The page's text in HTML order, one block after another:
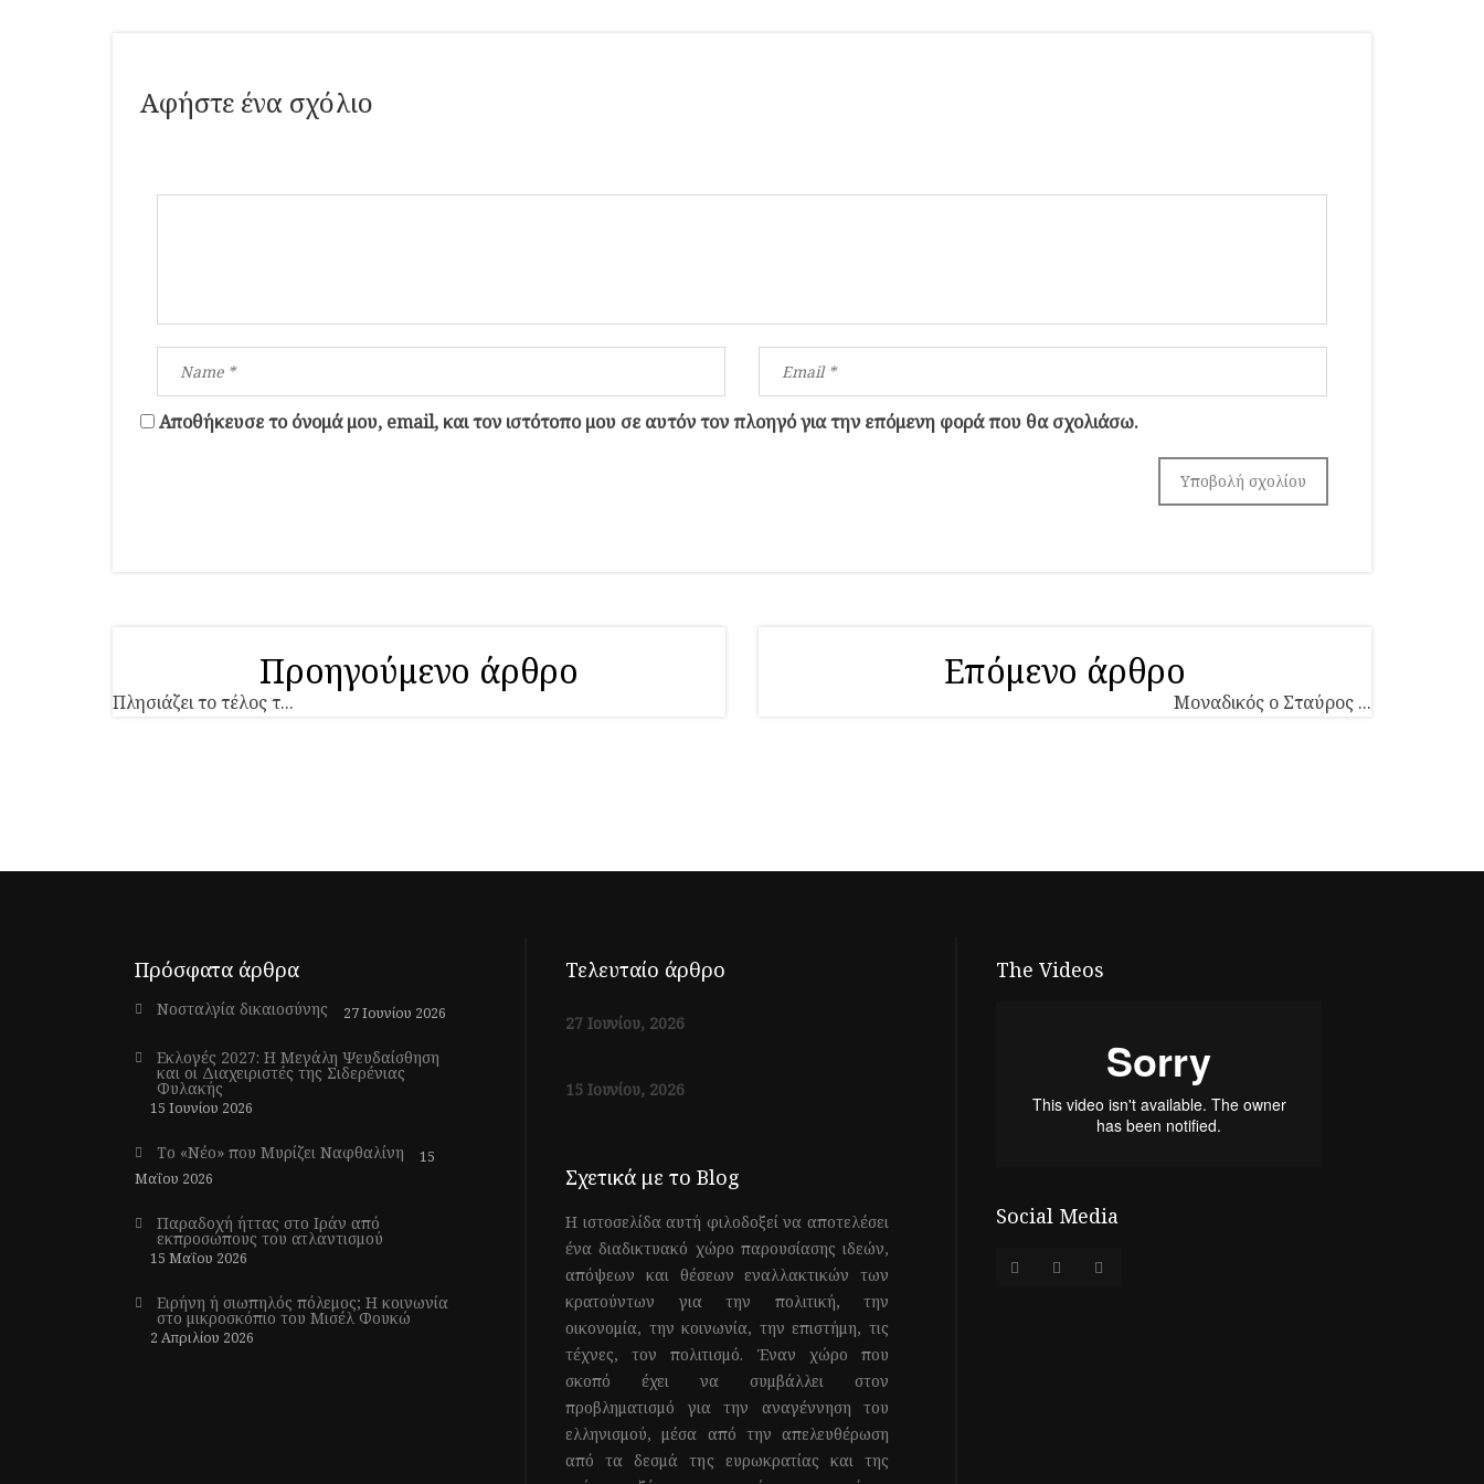
Αφήστε ένα σχόλιο
Αποθήκευσε το όνομά μου, email, και τον ιστότοπο μου σε αυτόν τον πλοηγό για την επόμενη φορά που θα σχολιάσω.
Προηγούμενο άρθρο
Πλησιάζει το τέλος τ...
Επόμενο άρθρο
Μοναδικός ο Σταύρος ...
Πρόσφατα άρθρα
Νοσταλγία δικαιοσύνης 27 Ιουνίου 2026
Εκλογές 2027: Η Μεγάλη Ψευδαίσθηση
και οι Διαχειριστές της Σιδερένιας
Φυλακής
15 Ιουνίου 2026
Το «Νέο» που Μυρίζει Ναφθαλίνη
15
Μαΐου 2026
Παραδοχή ήττας στο Ιράν από
εκπροσώπους του ατλαντισμού
15 Μαΐου 2026
Ειρήνη ή σιωπηλός πόλεμος; Η κοινωνία
στο μικροσκόπιο του Μισέλ Φουκώ
2 Απριλίου 2026
Τελευταίο άρθρο
27 Ιουνίου, 2026
15 Ιουνίου, 2026
Σχετικά με το Blog
Η ιστοσελίδα αυτή φιλοδοξεί να αποτελέσει
ένα διαδικτυακό χώρο παρουσίασης ιδεών,
απόψεων και θέσεων εναλλακτικών των
κρατούντων για την πολιτική, την
οικονομία, την κοινωνία, την επιστήμη, τις
τέχνες, τον πολιτισμό. Έναν χώρο που
σκοπό έχει να συμβάλλει στον
προβληματισμό για την αναγέννηση του
ελληνισμού, μέσα από την απελευθέρωση
από τα δεσμά της ευρωκρατίας και της
The Videos
Social Media